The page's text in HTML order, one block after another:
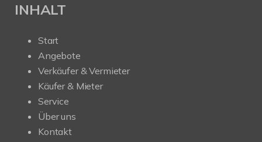
INHALT
Start
Angebote
Verkäufer & Vermieter
Käufer & Mieter
Service
Über uns
Kontakt